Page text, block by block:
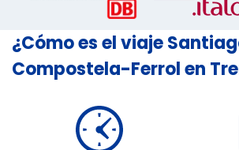
¿Cómo es el viaje
Compostela-Ferrol en